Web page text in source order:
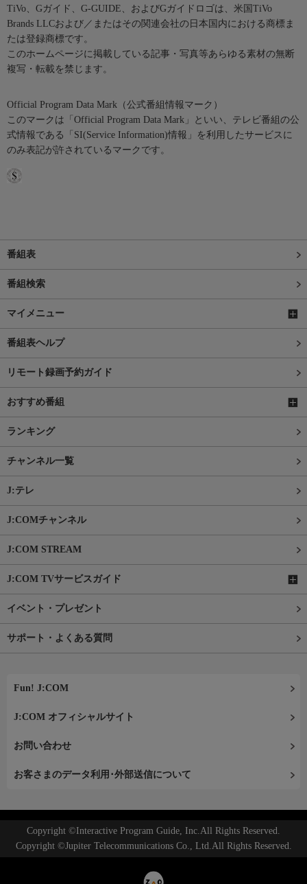
TiVo、Gガイド、G-GUIDE、およびGガイドロゴは、米国TiVo
Brands LLCおよび／またはその関連会社の日本国内における商標ま
たは登録商標です。
このホームページに掲載している記事・写真等あらゆる素材の無断
複写・転載を禁じます。
Official Program Data Mark（公式番組情報マーク）
このマークは「Official Program Data Mark」といい、テレビ番組の公
式情報である「SI(Service Information)情報」を利用したサービスに
のみ表記が許されているマークです。
番組表
番組検索
マイメニュー
番組表ヘルプ
リモート録画予約ガイド
おすすめ番組
ランキング
チャンネル一覧
J:テレ
J:COMチャンネル
J:COM STREAM
J:COM TVサービスガイド
イベント・プレゼント
サポート・よくある質問
Fun! J:COM
J:COM オフィシャルサイト
お問い合わせ
お客さまのデータ利用･外部送信について
Copyright ©Interactive Program Guide, Inc.All Rights Reserved.
Copyright ©Jupiter Telecommunications Co., Ltd.All Rights Reserved.